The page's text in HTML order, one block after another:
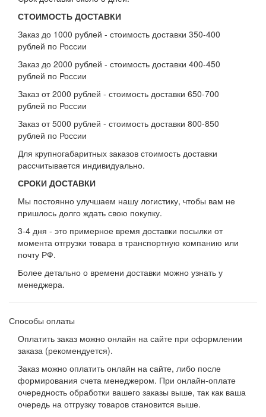
СТОИМОСТЬ ДОСТАВКИ
Заказ до 1000 рублей - стоимость доставки 350-400
рублей по России
Заказ до 2000 рублей - стоимость доставки 400-450
рублей по России
Заказ от 2000 рублей - стоимость доставки 650-700
рублей по России
Заказ от 5000 рублей - стоимость доставки 800-850
рублей по России
Для крупногабаритных заказов стоимость доставки
рассчитывается индивидуально.
СРОКИ ДОСТАВКИ
Мы постоянно улучшаем нашу логистику, чтобы вам не
пришлось долго ждать свою покупку.
3-4 дня - это примерное время доставки посылки от
момента отгрузки товара в транспортную компанию или
почту РФ.
Более детально о времени доставки можно узнать у
менеджера.
Способы оплаты
Оплатить заказ можно онлайн на сайте при оформлении
заказа (рекомендуется).
Заказ можно оплатить онлайн на сайте, либо после
формирования счета менеджером. При онлайн-оплате
очередность обработки вашего заказы выше, так как ваша
очередь на отгрузку товаров становится выше.